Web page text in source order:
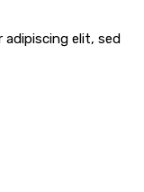
elit, sed